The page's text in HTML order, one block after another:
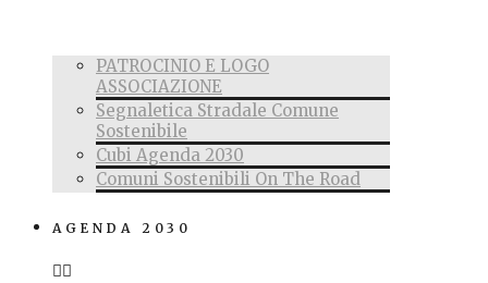
PATROCINIO E LOGO
ASSOCIAZIONE
Segnaletica Stradale Comune
Sostenibile
Cubi Agenda 2030
Comuni Sostenibili On The Road
AGENDA 2030